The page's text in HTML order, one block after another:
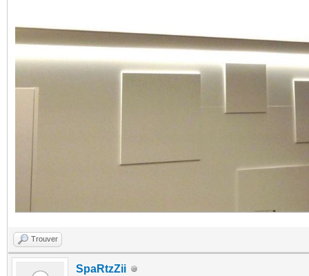
Trouver
SpaRtzZii